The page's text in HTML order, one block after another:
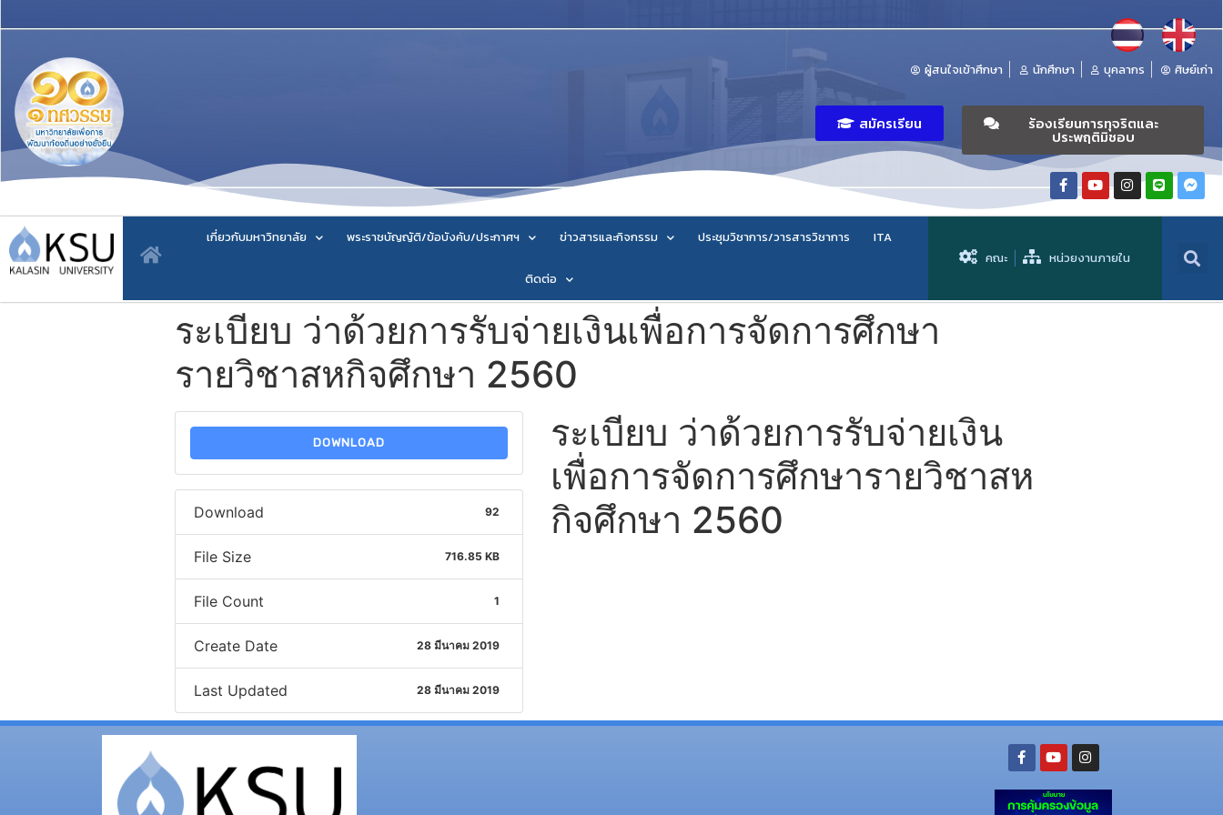
ผู้สนใจเข้าศึกษา นักศึกษา บุคลากร ศิษย์เก่า
สมัครเรียน ร้องเรียนการทุจริตและ
ประพฤติมิชอบ
เกี่ยวกับมหาวิทยาลัย พระราชบัญญัติ/ข้อบังคับ/ประกาศฯ ข่าวสารและกิจกรรม ประชุมวิชาการ/วารสารวิชาการ ITA
ติดต่อ
คณะ หน่วยงานภายใน
ระเบียบ ว่าด้วยการรับจ่ายเงินเพื่อการจัดการศึกษา
รายวิชาสหกิจศึกษา 2560
DOWNLOAD
Download 92
File Size 716.85 KB
File Count 1
Create Date 28 มีนาคม 2019
Last Updated 28 มีนาคม 2019
ระเบียบ ว่าด้วยการรับจ่ายเงิน
เพื่อการจัดการศึกษารายวิชาสห
กิจศึกษา 2560